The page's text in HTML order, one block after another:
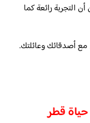
التجربة رائعة كما
مع أصدقائك وعائلتك.